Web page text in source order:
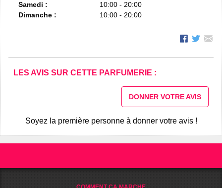
Samedi :
10:00 - 20:00
Dimanche :
10:00 - 20:00
LES AVIS SUR CETTE PARFUMERIE :
DONNER VOTRE AVIS
Soyez la première personne à donner votre avis !